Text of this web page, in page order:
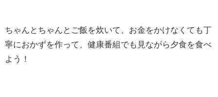
ちゃんとちゃんとご飯を炊いて、お金をかけなくても丁
寧におかずを作って、健康番組でも見ながら夕食を食べ
よう！